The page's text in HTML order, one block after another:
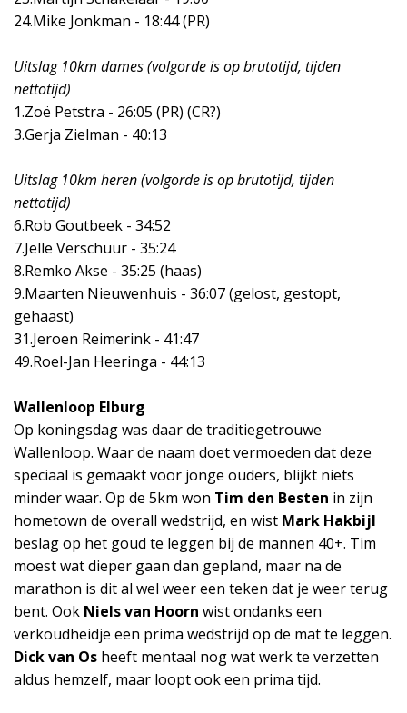
24.Mike Jonkman - 18:44 (PR)
Uitslag 10km dames (volgorde is op brutotijd, tijden
nettotijd)
1.Zoë Petstra - 26:05 (PR) (CR?)
3.Gerja Zielman - 40:13
Uitslag 10km heren (volgorde is op brutotijd, tijden
nettotijd)
6.Rob Goutbeek - 34:52
7.Jelle Verschuur - 35:24
8.Remko Akse - 35:25 (haas)
9.Maarten Nieuwenhuis - 36:07 (gelost, gestopt,
gehaast)
31.Jeroen Reimerink - 41:47
49.Roel-Jan Heeringa - 44:13
Wallenloop Elburg
Op koningsdag was daar de traditiegetrouwe
Wallenloop. Waar de naam doet vermoeden dat deze
speciaal is gemaakt voor jonge ouders, blijkt niets
minder waar. Op de 5km won Tim den Besten in zijn
hometown de overall wedstrijd, en wist Mark Hakbijl
beslag op het goud te leggen bij de mannen 40+. Tim
moest wat dieper gaan dan gepland, maar na de
marathon is dit al wel weer een teken dat je weer terug
bent. Ook Niels van Hoorn wist ondanks een
verkoudheidje een prima wedstrijd op de mat te leggen.
Dick van Os heeft mentaal nog wat werk te verzetten
aldus hemzelf, maar loopt ook een prima tijd.